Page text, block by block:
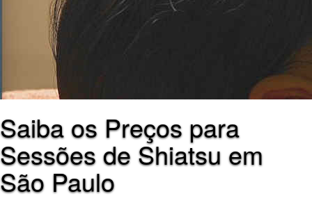
Saiba os Preços para
Sessões de Shiatsu em
São Paulo